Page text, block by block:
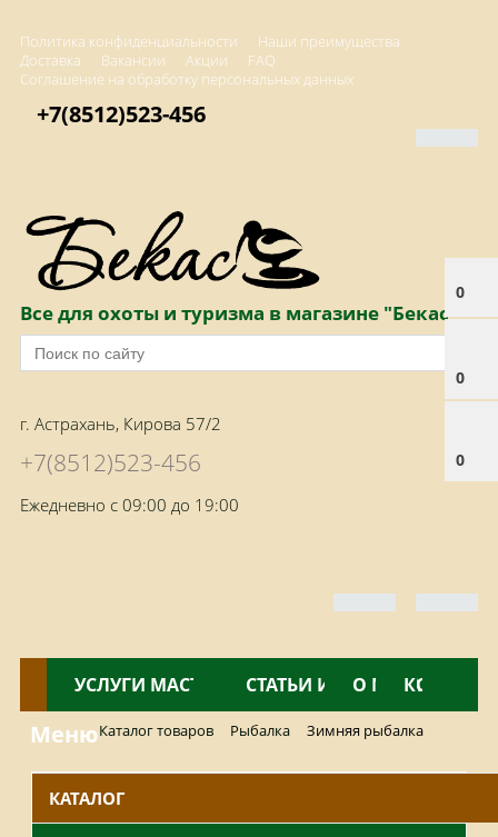
Политика конфиденциальности
Наши преимущества
Доставка
Вакансии Акции
FAQ
Соглашение на обработку персональных данных
0
0
0
+7(8512)523-456
Все для охоты и туризма в магазине "Бекас"
г. Астрахань, Кирова 57/2
+7(8512)523-456
Ежедневно с 09:00 до 19:00
КАТАЛОГ
УСЛУГИ МАСТЕРСКОЙНОВОСТИ
СТАТЬИ И ОБЗОРЫ
О МАГАЗИНЕ
МенюКаталог товаров Рыбалка Зимняя рыбалка
КАТАЛОГ